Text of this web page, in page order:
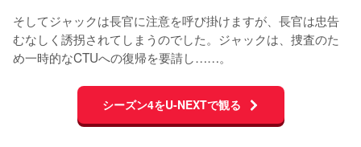
そしてジャックは長官に注意を呼び掛けますが、長官は忠告
むなしく誘拐されてしまうのでした。ジャックは、捜査のた
め一時的なCTUへの復帰を要請し……。
シーズン4をU-NEXTで観る